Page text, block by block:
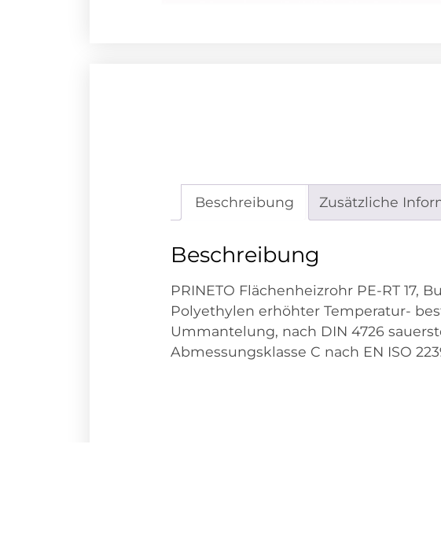
Beschreibung Zusätzliche
Beschreibung
PRINETO Flächenheizrohr PE-RT 17,
Polyethylen erhöhter Temperatur-
Ummantelung, nach DIN 4726
Abmessungsklasse C nach EN ISO